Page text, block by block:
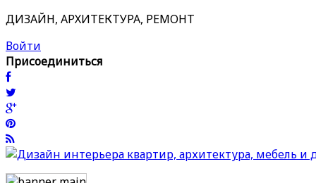
ДИЗАЙН, АРХИТЕКТУРА, РЕМОНТ
Войти
Присоединиться